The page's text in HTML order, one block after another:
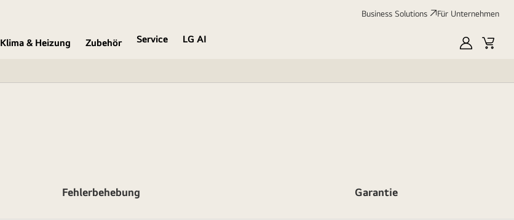
Business Solutions Für Unternehmen
Klima & Heizung Zubehör Service
LG AI
MyLGCart
Fehlerbehebung Garantie